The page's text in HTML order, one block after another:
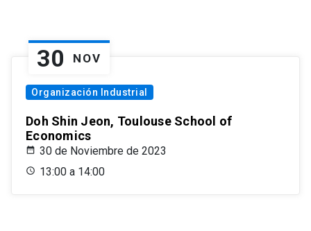
30 NOV
Organización Industrial
Doh Shin Jeon, Toulouse School of
Economics
30 de Noviembre de 2023
13:00 a 14:00